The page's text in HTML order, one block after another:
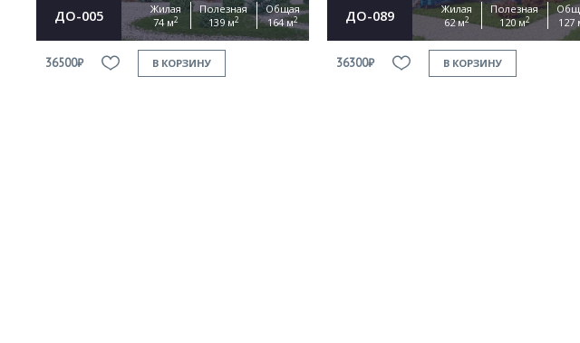
ДО-005
Жилая
74 м2
Полезная
139 м2
Общая
164 м2
36500₽ В КОРЗИНУ
ДО-089
Жилая
62 м2
Полезная
120 м2
127
36300₽ В КОРЗИНУ